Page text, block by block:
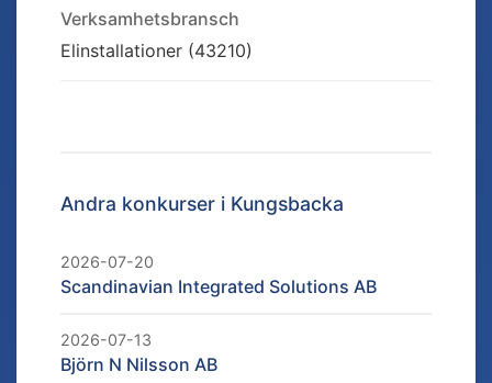
Verksamhetsbransch
Elinstallationer (43210)
Andra konkurser i Kungsbacka
2026-07-20
Scandinavian Integrated Solutions AB
2026-07-13
Björn N Nilsson AB